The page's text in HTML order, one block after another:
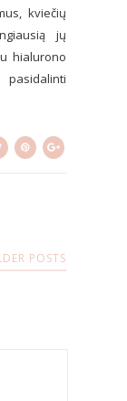
kviečių
jų
hialurono
POSTS